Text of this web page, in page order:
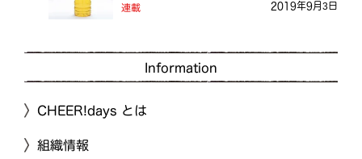
連載 2019年9月3日
Information
CHEER!days とは
組織情報